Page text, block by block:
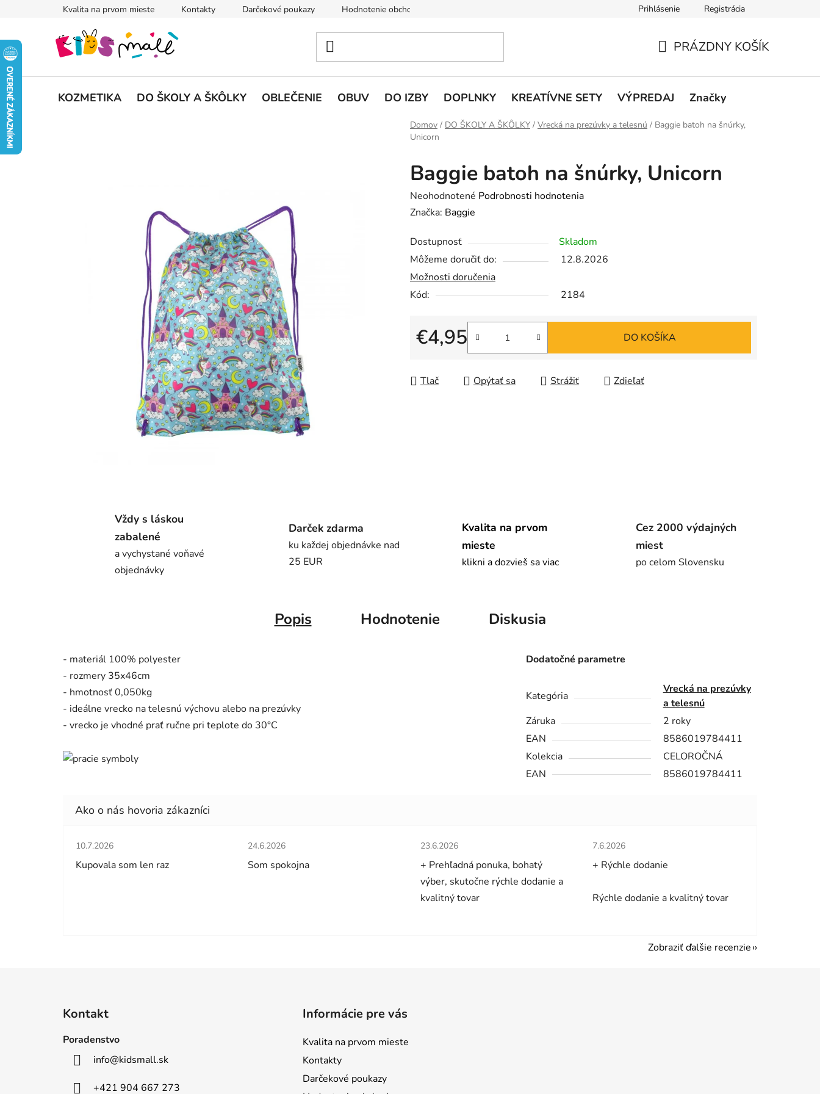
Kvalita na prvom mieste Kontakty Darčekové poukazy Hodnotenie obchodu Podmienky ochrany osobných údajov
Prihlásenie Registrácia
KOŠÍK
PRÁZDNY KOŠÍK
KOZMETIKA DO ŠKOLY A ŠKÔLKY OBLEČENIE OBUV DO IZBY DOPLNKY KREATÍVNE SETY VÝPREDAJ Značky
Domov / DO ŠKOLY A ŠKÔLKY / Vrecká na prezúvky a telesnú / Baggie batoh na šnúrky,
Unicorn
Baggie batoh na šnúrky, Unicorn
Priemerné
hodnotenie
je
0,0
z
5
Neohodnotené Podrobnosti hodnotenia
Značka: Baggie
Dostupnosť
Skladom
Môžeme doručiť do:
12.8.2026
Možnosti doručenia
Kód:
2184
€4,95
Jednotková cena:
DO KOŠÍKA
Tlač Opýtať sa Strážiť Zdieľať
Vždy s láskou
zabalené
a vychystané voňavé
objednávky
Darček zdarma
ku každej objednávke nad
25 EUR
Kvalita na prvom
mieste
klikni a dozvieš sa viac
Cez 2000 výdajných
miest
po celom Slovensku
Popis Hodnotenie Diskusia
- materiál 100% polyester
- rozmery 35x46cm
- hmotnosť 0,050kg
- ideálne vrecko na telesnú výchovu alebo na prezúvky
- vrecko je vhodné prať ručne pri teplote do 30°C
Dodatočné parametre
Kategória
Vrecká na prezúvky
a telesnú
Záruka
2 roky
EAN
8586019784411
Kolekcia
CELOROČNÁ
EAN
8586019784411
Hodnotenie obchodu je 5 z 5 hviezdičiek.
10.7.2026
Kupovala som len raz
Hodnotenie obchodu je 5 z 5 hviezdičiek.
24.6.2026
Som spokojna
Hodnotenie obchodu je 5 z 5 hviezdičiek.
23.6.2026
+ Prehľadná ponuka, bohatý
výber, skutočne rýchle dodanie a
kvalitný tovar
Hodnotenie obchodu je 5 z 5 hviezdičiek.
7.6.2026
+ Rýchle dodanie
Rýchle dodanie a kvalitný tovar
Zobraziť ďalšie recenzie
Kontakt
Poradenstvo
info@kidsmall.sk
+421 904 667 273
Informácie pre vás
Kvalita na prvom mieste
Kontakty
Darčekové poukazy